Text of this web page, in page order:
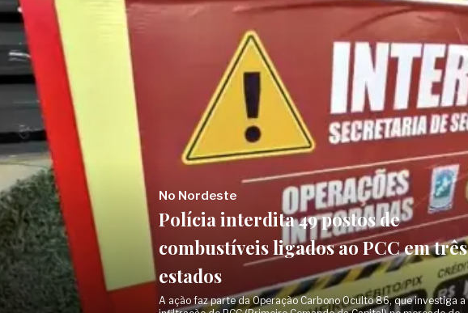
No Nordeste
Polícia interdita 49 postos de
combustíveis ligados ao PCC em três
estados
A ação faz parte da Operação Carbono Oculto 86, que investiga a